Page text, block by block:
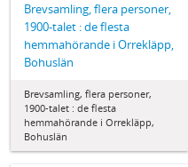
Brevsamling, flera personer,
1900-talet : de flesta
hemmahörande i Orrekläpp,
Bohuslän
Brevsamling, flera personer,
1900-talet : de flesta
hemmahörande i Orrekläpp,
Bohuslän